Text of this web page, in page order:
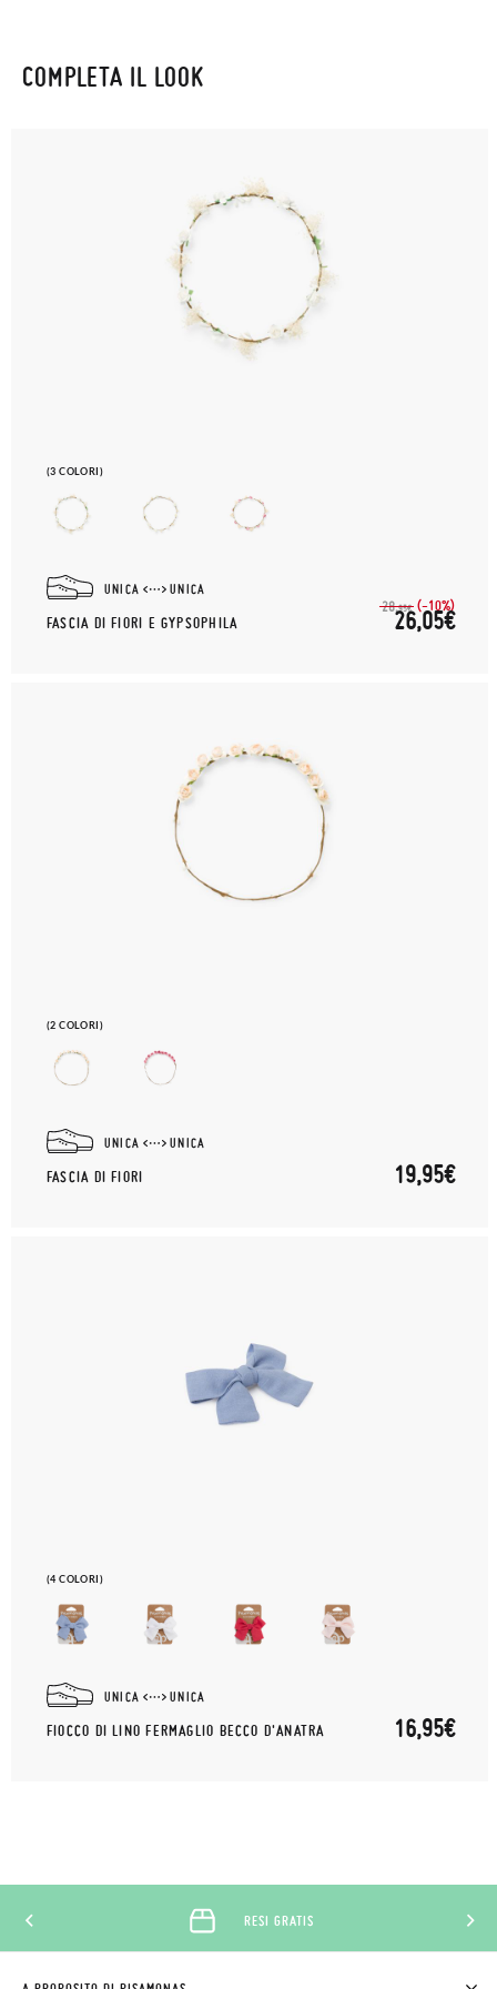
COMPLETA IL LOOK
(3 COLORI)
UNICA UNICA
FASCIA DI FIORI E GYPSOPHILA
28,95€ (-10%)
26,05€
(2 COLORI)
UNICA UNICA
FASCIA DI FIORI 19,95€
(4 COLORI)
UNICA UNICA
FIOCCO DI LINO FERMAGLIO BECCO D'ANATRA 16,95€
RESI GRATIS